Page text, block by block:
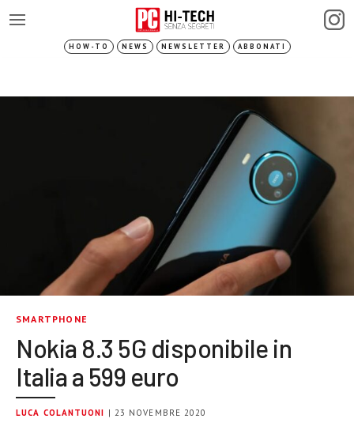
HOW-TO NEWS NEWSLETTER ABBONATI
SMARTPHONE
Nokia 8.3 5G disponibile in
Italia a 599 euro
LUCA COLANTUONI | 23 NOVEMBRE 2020